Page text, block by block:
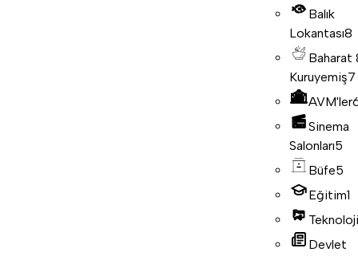
Balık
Lokantası8
Baharat
Kuruyemiş7
AVM'ler
Sinema
Salonları5
Büfe5
Eğitim1
Teknoloji
Devlet